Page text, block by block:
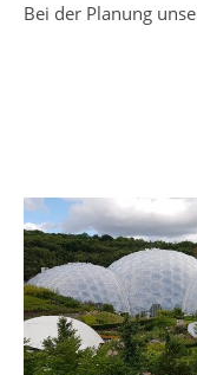
Bei der Planung